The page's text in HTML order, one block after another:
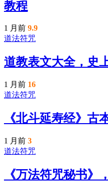
教程
1 月前 9.9
道法符咒
道教表文大全，史
1 月前 16
道法符咒
《北斗延寿经》古
1 月前 3
道法符咒
《万法符咒秘书》